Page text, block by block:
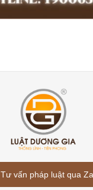
Tư vấn pháp luật qua